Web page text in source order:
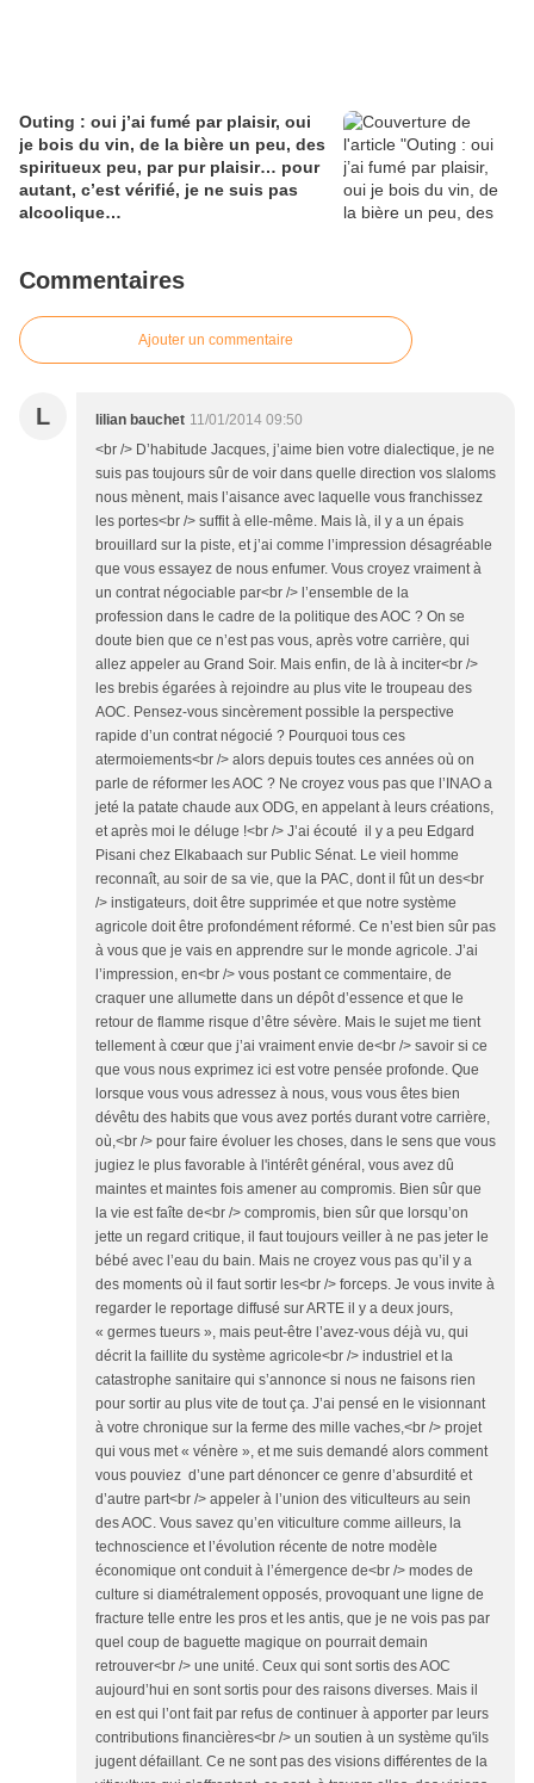
Outing : oui j’ai fumé par plaisir, oui
je bois du vin, de la bière un peu, des
spiritueux peu, par pur plaisir… pour
autant, c’est vérifié, je ne suis pas
alcoolique…
Commentaires
Ajouter un commentaire
L lilian bauchet 11/01/2014 09:50
<br /> D’habitude Jacques, j’aime bien votre dialectique, je ne
suis pas toujours sûr de voir dans quelle direction vos slaloms
nous mènent, mais l’aisance avec laquelle vous franchissez
les portes<br /> suffit à elle-même. Mais là, il y a un épais
brouillard sur la piste, et j’ai comme l’impression désagréable
que vous essayez de nous enfumer. Vous croyez vraiment à
un contrat négociable par<br /> l’ensemble de la
profession dans le cadre de la politique des AOC ? On se
doute bien que ce n’est pas vous, après votre carrière, qui
allez appeler au Grand Soir. Mais enfin, de là à inciter<br />
les brebis égarées à rejoindre au plus vite le troupeau des
AOC. Pensez-vous sincèrement possible la perspective
rapide d’un contrat négocié ? Pourquoi tous ces
atermoiements<br /> alors depuis toutes ces années où on
parle de réformer les AOC ? Ne croyez vous pas que l’INAO a
jeté la patate chaude aux ODG, en appelant à leurs créations,
et après moi le déluge !<br /> J’ai écouté il y a peu Edgard
Pisani chez Elkabaach sur Public Sénat. Le vieil homme
reconnaît, au soir de sa vie, que la PAC, dont il fût un des<br
/> instigateurs, doit être supprimée et que notre système
agricole doit être profondément réformé. Ce n’est bien sûr pas
à vous que je vais en apprendre sur le monde agricole. J’ai
l’impression, en<br /> vous postant ce commentaire, de
craquer une allumette dans un dépôt d’essence et que le
retour de flamme risque d’être sévère. Mais le sujet me tient
tellement à cœur que j’ai vraiment envie de<br /> savoir si ce
que vous nous exprimez ici est votre pensée profonde. Que
lorsque vous vous adressez à nous, vous vous êtes bien
dévêtu des habits que vous avez portés durant votre carrière,
où,<br /> pour faire évoluer les choses, dans le sens que vous
jugiez le plus favorable à l'intérêt général, vous avez dû
maintes et maintes fois amener au compromis. Bien sûr que
la vie est faîte de<br /> compromis, bien sûr que lorsqu’on
jette un regard critique, il faut toujours veiller à ne pas jeter le
bébé avec l’eau du bain. Mais ne croyez vous pas qu’il y a
des moments où il faut sortir les<br /> forceps. Je vous invite à
regarder le reportage diffusé sur ARTE il y a deux jours,
« germes tueurs », mais peut-être l’avez-vous déjà vu, qui
décrit la faillite du système agricole<br /> industriel et la
catastrophe sanitaire qui s’annonce si nous ne faisons rien
pour sortir au plus vite de tout ça. J’ai pensé en le visionnant
à votre chronique sur la ferme des mille vaches,<br /> projet
qui vous met « vénère », et me suis demandé alors comment
vous pouviez d’une part dénoncer ce genre d’absurdité et
d’autre part<br /> appeler à l’union des viticulteurs au sein
des AOC. Vous savez qu’en viticulture comme ailleurs, la
technoscience et l’évolution récente de notre modèle
économique ont conduit à l’émergence de<br /> modes de
culture si diamétralement opposés, provoquant une ligne de
fracture telle entre les pros et les antis, que je ne vois pas par
quel coup de baguette magique on pourrait demain
retrouver<br /> une unité. Ceux qui sont sortis des AOC
aujourd’hui en sont sortis pour des raisons diverses. Mais il
en est qui l’ont fait par refus de continuer à apporter par leurs
contributions financières<br /> un soutien à un système qu'ils
jugent défaillant. Ce ne sont pas des visions différentes de la